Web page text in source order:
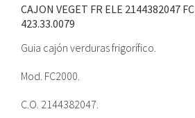
CAJON VEGET FR ELE 2144382047
423.33.0079
Guia cajón verduras frigorífico.
Mod. FC2000.
C.O. 2144382047.